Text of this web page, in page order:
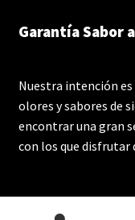
Garantía Sabor
Nuestra intención
olores y sabores de
encontrar una gran
con los que disfrutar